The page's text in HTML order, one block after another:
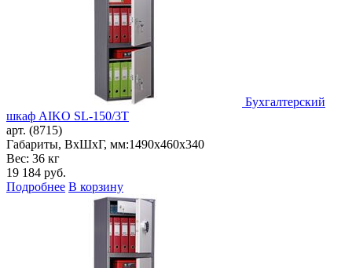
Бухгалтерский
шкаф AIKO SL-150/3Т
арт. (8715)
Габариты, ВxШxГ, мм:1490x460x340
Вес: 36 кг
19 184 руб.
Подробнее В корзину